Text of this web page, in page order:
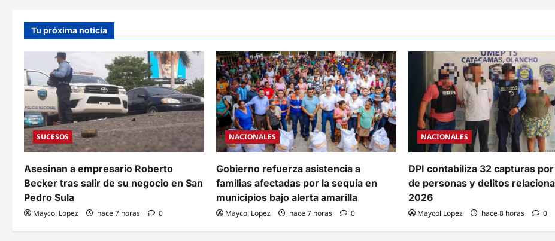
Honduras
Tu próxima noticia
SUCESOS
Asesinan a empresario Roberto
Becker tras salir de su negocio en San
Pedro Sula
Maycol Lopez hace 7 horas 0
NACIONALES
Gobierno refuerza asistencia a
familias afectadas por la sequía en
municipios bajo alerta amarilla
Maycol Lopez hace 7 horas 0
NACIONALES
DPI contabiliza 32 capturas
de personas y delitos
2026
Maycol Lopez hace 8 horas 0